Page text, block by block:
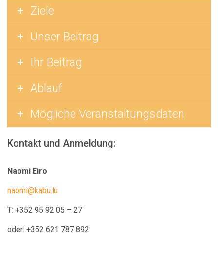
Ziele
Unser Beitrag
Ihr Beitrag
Ablauf
Mögliche Veranstaltungsdaten
Kontakt und Anmeldung:
Naomi Eiro
naomi@kabu.lu
T: +352 95 92 05 – 27
oder: +352 621 787 892